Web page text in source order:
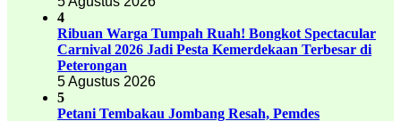
4
Ribuan Warga Tumpah Ruah! Bongkot Spectacular
Carnival 2026 Jadi Pesta Kemerdekaan Terbesar di
Peterongan
5 Agustus 2026
5
Petani Tembakau Jombang Resah, Pemdes